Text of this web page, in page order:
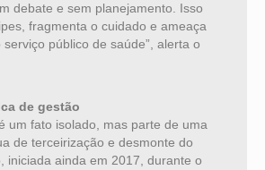
debate e sem planejamento. Isso
fragmenta o cuidado e ameaça
público de saúde”, alerta o
de gestão
um fato isolado, mas parte de uma
de terceirização e desmonte do
iniciada ainda em 2017, durante o